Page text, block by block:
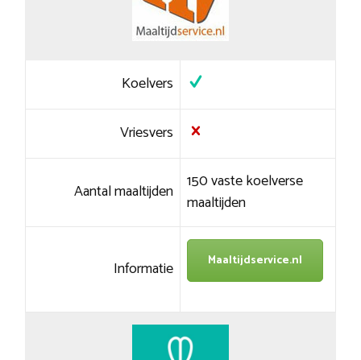
Koelvers
Vriesvers
Aantal maaltijden 150 vaste koelverse
maaltijden
Informatie Maaltijdservice.nl